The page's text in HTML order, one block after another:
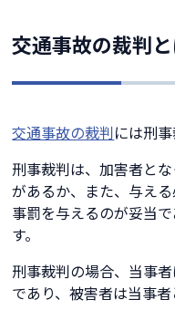
交通事故の裁判と
交通事故の裁判には刑
刑事裁判は、加害者と
があるか、また、与え
事罰を与えるのが妥当
す。
刑事裁判の場合、当事
であり、被害者は当事者